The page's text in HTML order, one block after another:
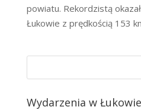
powiatu. Rekordzistą
Łukowie z prędkością 153
Wydarzenia w Łukowie